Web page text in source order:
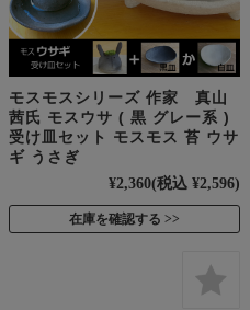
モスモスシリーズ 作家 真山
茜氏 モスウサ ( 黒 グレー系 )
受け皿セット モスモス 苔 ウサ
ギ うさぎ
¥2,360(税込 ¥2,596)
在庫を確認する